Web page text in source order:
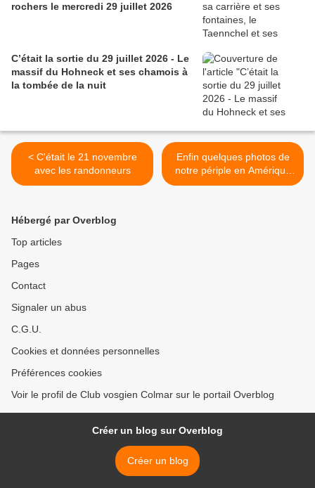
rochers le mercredi 29 juillet 2026
C’était la sortie du 29 juillet 2026 - Le
massif du Hohneck et ses chamois à
la tombée de la nuit
< C'était le 21 novembre
avec les randonneurs
Enfin quelques photos de
notre périple en Amérique
du Sud en Octobre 2018 >
Hébergé par Overblog
Top articles
Pages
Contact
Signaler un abus
C.G.U.
Cookies et données personnelles
Préférences cookies
Voir le profil de Club vosgien Colmar sur le portail Overblog
Créer un blog sur Overblog
Créer un blog